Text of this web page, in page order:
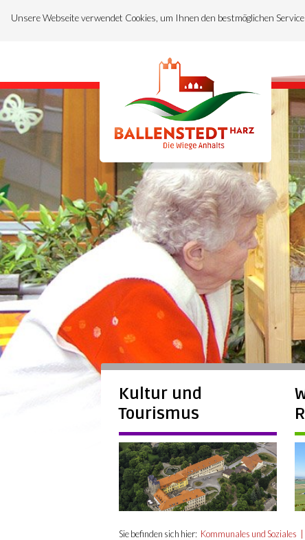
Unsere Webseite verwendet Cookies, um Ihnen den bestmöglichen
Kultur und
Tourismus
Sie befinden sich hier: Kommunales und Soziales